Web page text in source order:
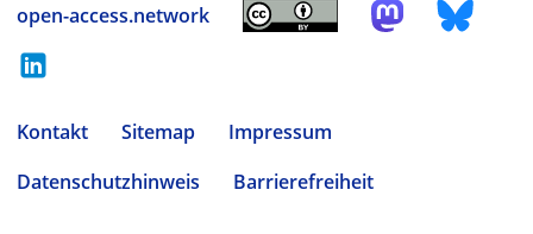
open-access.network
Kontakt Sitemap
Impressum
Datenschutzhinweis
Barrierefreiheit